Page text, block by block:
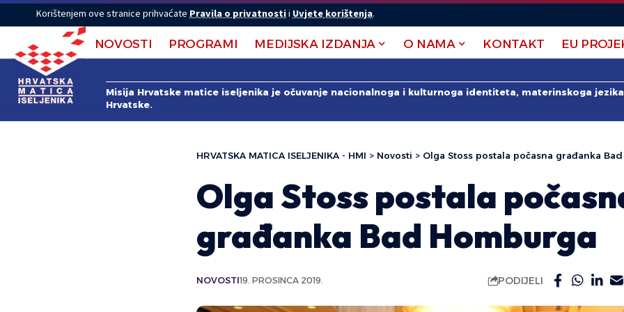
Korištenjem ove stranice prihvaćate Pravila o privatnostii Uvjete korištenja.
NOVOSTI PROGRAMI MEDIJSKA IZDANJA O NAMA KONTAKT EU
Misija Hrvatske matice iseljenika je očuvanje nacionalnoga i kulturnoga identiteta, materinskoga
Hrvatske.
HRVATSKA MATICA ISELJENIKA - HMI > Novosti > Olga Stoss postala počasna građanka
Olga Stoss postala
građanka Bad Homburga
NOVOSTI19. PROSINCA 2019. PODIJELI